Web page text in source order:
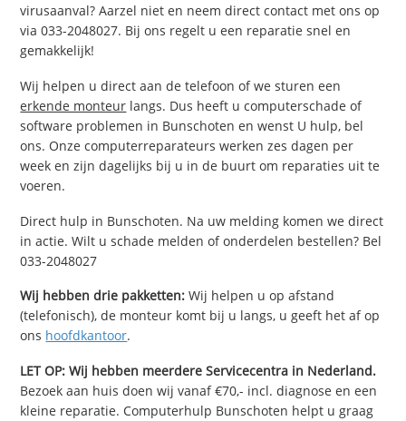
virusaanval? Aarzel niet en neem direct contact met ons op
via 033-2048027. Bij ons regelt u een reparatie snel en
gemakkelijk!
Wij helpen u direct aan de telefoon of we sturen een
erkende monteur langs. Dus heeft u computerschade of
software problemen in Bunschoten en wenst U hulp, bel
ons. Onze computerreparateurs werken zes dagen per
week en zijn dagelijks bij u in de buurt om reparaties uit te
voeren.
Direct hulp in Bunschoten. Na uw melding komen we direct
in actie. Wilt u schade melden of onderdelen bestellen? Bel
033-2048027
Wij hebben drie pakketten: Wij helpen u op afstand
(telefonisch), de monteur komt bij u langs, u geeft het af op
ons hoofdkantoor.
LET OP: Wij hebben meerdere Servicecentra in Nederland.
Bezoek aan huis doen wij vanaf €70,- incl. diagnose en een
kleine reparatie. Computerhulp Bunschoten helpt u graag